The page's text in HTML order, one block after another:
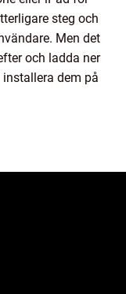
steg och
Men det
och ladda ner
dem på